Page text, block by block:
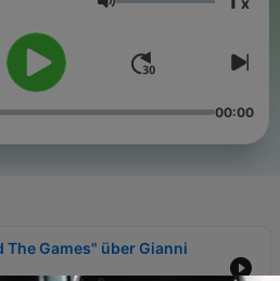
Lautstärke
00:00
Games" über Gianni